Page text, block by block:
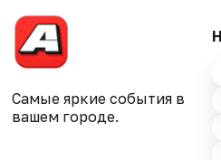
Самые яркие события в
вашем городе.